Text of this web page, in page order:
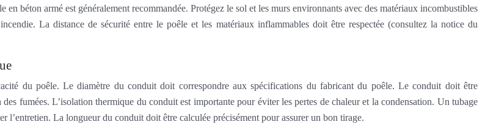
béton armé est généralement recommandée. Protégez le sol et les murs environnants avec des matériaux incombustibles
La distance de sécurité entre le poêle et les matériaux inflammables doit être respectée (consultez la notice du
du poêle. Le diamètre du conduit doit correspondre aux spécifications du fabricant du poêle. Le conduit doit être
fumées. L’isolation thermique du conduit est importante pour éviter les pertes de chaleur et la condensation. Un tubage
La longueur du conduit doit être calculée précisément pour assurer un bon tirage.